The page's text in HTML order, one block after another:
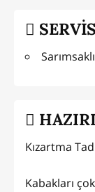
Kızartma
Kabakları